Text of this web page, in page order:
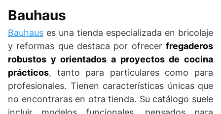
Bauhaus
Bauhaus es una tienda especializada en bricolaje
y reformas que destaca por ofrecer fregaderos
robustos y orientados a proyectos de cocina
prácticos, tanto para particulares como para
profesionales. Tienen características únicas que
no encontraras en otra tienda. Su catálogo suele